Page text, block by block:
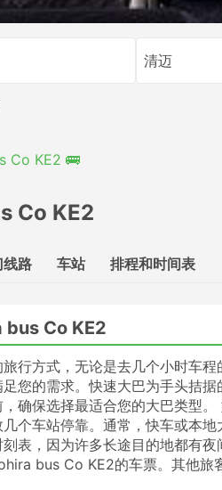
清迈
Co KE2 🚌
Co KE2
线路 车站 排程和时间表
bus Co KE2
行方式，无论是去几个小时车
您的需求。快速大巴为手头拮
确保选择最适合您的大巴类型
个车站停靠。通常，快车或本
表，因为许多长途目的地都有
bus Co KE2的车票。其他旅